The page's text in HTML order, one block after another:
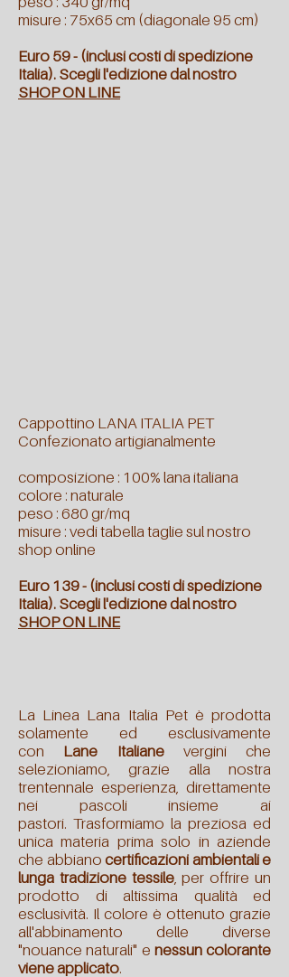
misure : 75x65 cm (diagonale 95 cm)
Euro 59 - (inclusi costi di spedizione
Italia). Scegli l'edizione dal nostro
SHOP ON LINE
Cappottino LANA ITALIA PET
Confezionato artigianalmente
composizione : 100% lana italiana
colore : naturale
peso : 680 gr/mq
misure : vedi tabella taglie sul nostro
shop online
Euro 139 - (inclusi costi di spedizione
Italia). Scegli l'edizione dal nostro
SHOP ON LINE
La Linea Lana Italia Pet è prodotta
solamente ed esclusivamente
con Lane Italianevergini che
selezioniamo, grazie alla nostra
trentennale esperienza, direttamente
nei pascoli insieme ai
pastori. Trasformiamo la preziosa ed
unica materia prima solo in aziende
che abbiano certificazioni ambientali e
lunga tradizione tessile, per offrire un
prodotto di altissima qualità ed
esclusività. Il colore è ottenuto grazie
all'abbinamento delle diverse
"nouance naturali" e nessun colorante
viene applicato.